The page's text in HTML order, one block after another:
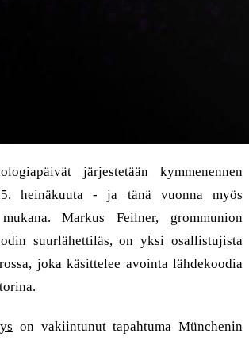
järjestetään kymmenennen
heinäkuuta - ja tänä vuonna myös
Markus Feilner, grommunion
suurlähettiläs, on yksi osallistujista
joka käsittelee avointa lähdekoodia
on vakiintunut tapahtuma Münchenin